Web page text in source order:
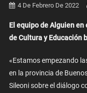
4 De Febrero De 2022
El equipo de Alguien
de Cultura y Educación
«Estamos empezando
en la provincia de
Sileoni sobre el diálogo